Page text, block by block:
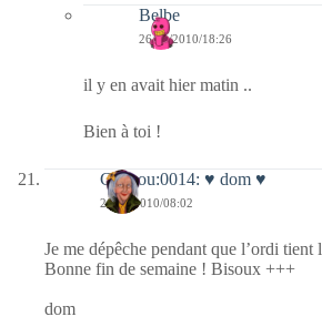
Belbe
26/11/2010/18:26
il y en avait hier matin ..
Bien à toi !
Coucou:0014: ♥ dom ♥
26/11/2010/08:02
Je me dépêche pendant que l’ordi tient
Bonne fin de semaine ! Bisoux +++
dom